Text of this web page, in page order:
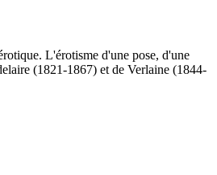
L'érotisme d'une pose, d'une
(1821-1867) et de Verlaine (1844-